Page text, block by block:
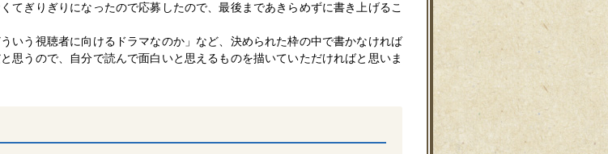
てぎりぎりになったので応募したので、最後まであきらめずに書き上げるこ
いう視聴者に向けるドラマなのか」など、決められた枠の中で書かなければ
思うので、自分で読んで面白いと思えるものを描いていただければと思いま